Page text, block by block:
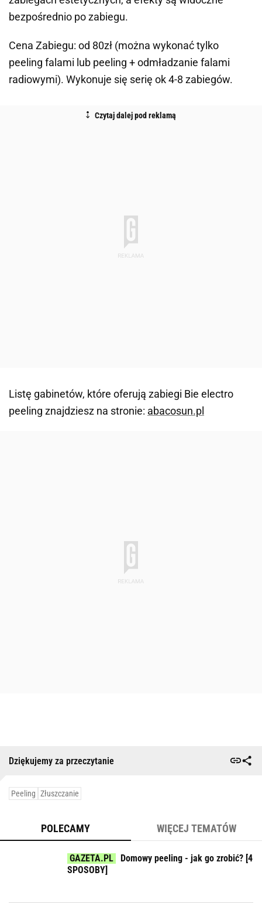
bezpośrednio po zabiegu.
Cena Zabiegu: od 80zł (można wykonać tylko
peeling falami lub peeling + odmładzanie falami
radiowymi). Wykonuje się serię ok 4-8 zabiegów.
Listę gabinetów, które oferują zabiegi Bie electro
peeling znajdziesz na stronie: abacosun.pl
Dziękujemy za przeczytanie
Peeling Złuszczanie
POLECAMY WIĘCEJ TEMATÓW
Domowy peeling - jak go zrobić? [4
SPOSOBY]